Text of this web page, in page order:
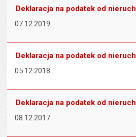
Deklaracja na podatek od
07.12.2019
Deklaracja na podatek od
05.12.2018
Deklaracja na podatek od
08.12.2017